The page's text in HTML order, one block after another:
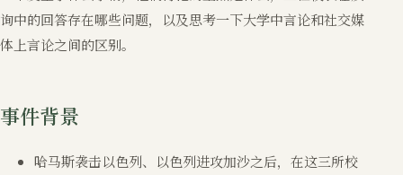
询中的回答存在哪些问题，以及思考一下大学中言论和社交媒
体上言论之间的区别。
事件背景
哈马斯袭击以色列、以色列进攻加沙之后，在这三所校